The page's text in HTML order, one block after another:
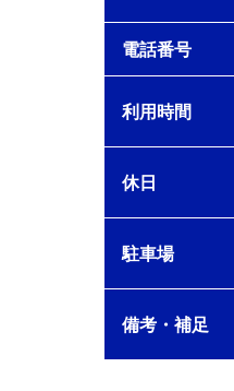
電話番号
利用時間
休日
駐車場
備考・補足